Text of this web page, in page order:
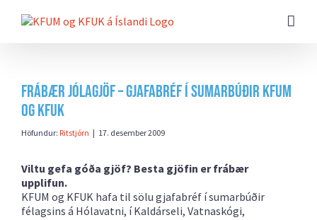
beint
Frábær Jólagjöf – Gjafabréf í sumarbúðir KFUM
og KFUK
Höfundur: Ritstjórn | 17. desember 2009
Viltu gefa góða gjöf? Besta gjöfin er frábær
upplifun.
KFUM og KFUK hafa til sölu gjafabréf í sumarbúðir
félagsins á Hólavatni, í Kaldárseli, Vatnaskógi,